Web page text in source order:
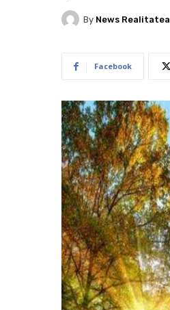
By News Realitatea
Facebook